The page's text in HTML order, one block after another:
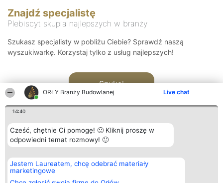
ORŁY Branży Budowlanej Live chat
14:40
Cześć, chętnie Ci pomogę! 🙂 Kliknij proszę w
odpowiedni temat rozmowy! 🙂
Jestem Laureatem, chcę odebrać materiały
marketingowe
Znajdź specjalistę
Plebiscyt skupia najlepszych w branży
Szukasz specjalisty w pobliżu Ciebie? Sprawdź naszą
wyszukiwarkę. Korzystaj tylko z usług najlepszych!
Szukaj
Organizator plebiscytu
Bright Side Solutions sp. z o.
o. sp. k.
ul. Ruska 22
Plebiscyt
Laureaci
wszystkich
Kontakt
Kontakt